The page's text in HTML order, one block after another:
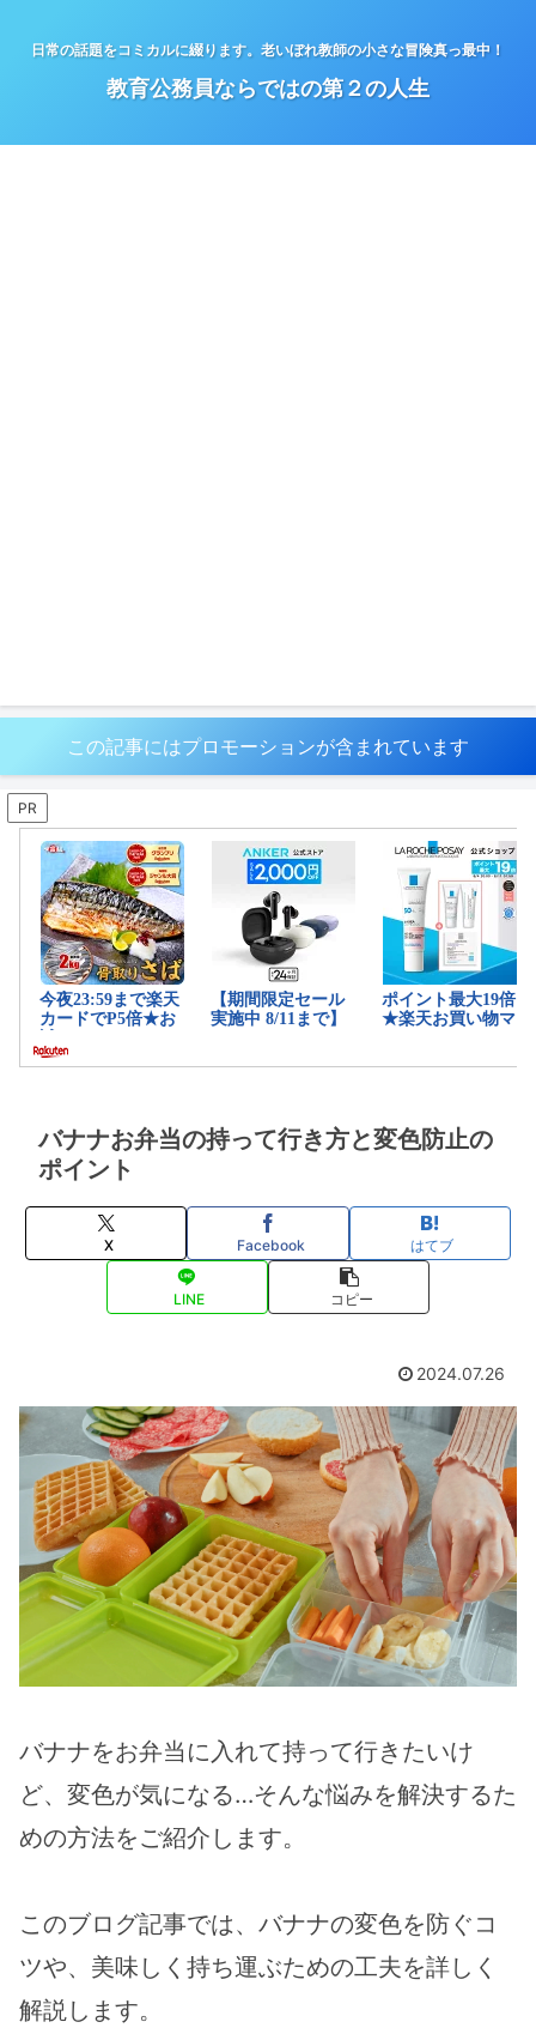
日常の話題をコミカルに綴ります。老いぼれ教師の小さな冒険真っ最中！
教育公務員ならではの第２の人生
この記事にはプロモーションが含まれています
PR
バナナお弁当の持って行き方と変色防止の
ポイント
X Facebook はてブ
LINE コピー
2024.07.26
バナナをお弁当に入れて持って行きたいけ
ど、変色が気になる…そんな悩みを解決するた
めの方法をご紹介します。
このブログ記事では、バナナの変色を防ぐコ
ツや、美味しく持ち運ぶための工夫を詳しく
解説します。